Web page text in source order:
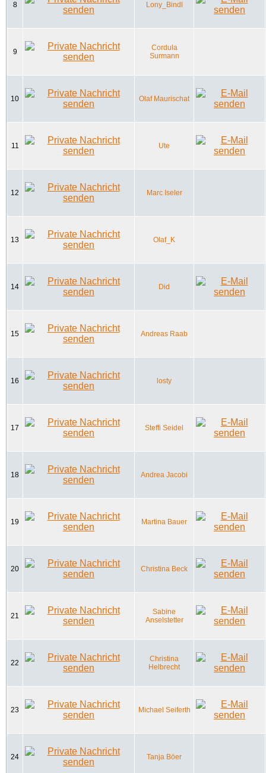
8 Lony_Bindl
9
Cordula
Surmann
10 Olaf Maurischat
11 Ute
12 Marc Iseler
13 Olaf_K
14 Did
15 Andreas Raab
16 losty
17 Steffi Seidel
18 Andrea Jacobi
19 Martina Bauer
20 Christina Beck
21
Sabine
Anselstetter
22
Christina
Helbrecht
23 Michael Seiferth
24 Tanja Böer